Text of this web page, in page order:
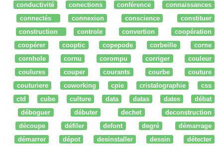
conductivité
conections conférence
connaissances
connectés
connexion conscience
constituer
construction
controle convertion
coopération
coopérer
cooptic copepode corbeille
corne
cornhole
cornu corompu corriger
couleur
coulures
couper courants courbe
couture
couturiere
coworking cpie cristalographie
css
ctd
cube culture data datas dates
débat
déboguer
débuter dechet
deconstruction
découpe
défiler defont degré
démarrage
démarrer
dépot desinstaller dessin
détecter